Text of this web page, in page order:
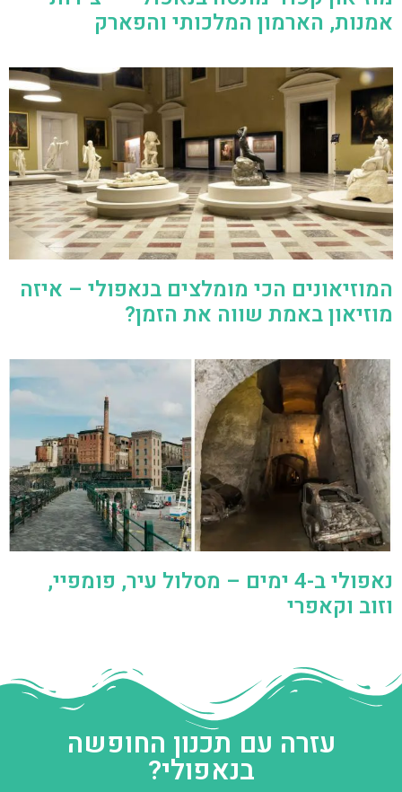
אמנות, הארמון המלכותי והפארק
המוזיאונים הכי מומלצים בנאפולי – איזה
מוזיאון באמת שווה את הזמן?
נאפולי ב-4 ימים – מסלול עיר, פומפיי,
וזוב וקאפרי
עזרה עם תכנון החופשה
בנאפולי?